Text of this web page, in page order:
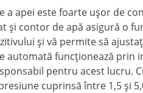
a apei este foarte ușor de
și contor de apă asigură o
și vă permite să
automată funcționează prin
pentru acest lucru.
cuprinsă între 1,5 și